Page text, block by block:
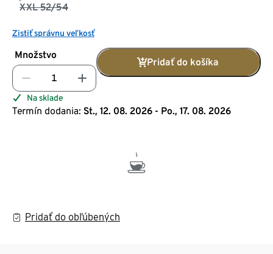
XXL 52/54
Zistiť správnu veľkosť
Množstvo
Pridať do košíka
Na sklade
Termín dodania: St., 12. 08. 2026 - Po., 17. 08. 2026
Pridať do obľúbených